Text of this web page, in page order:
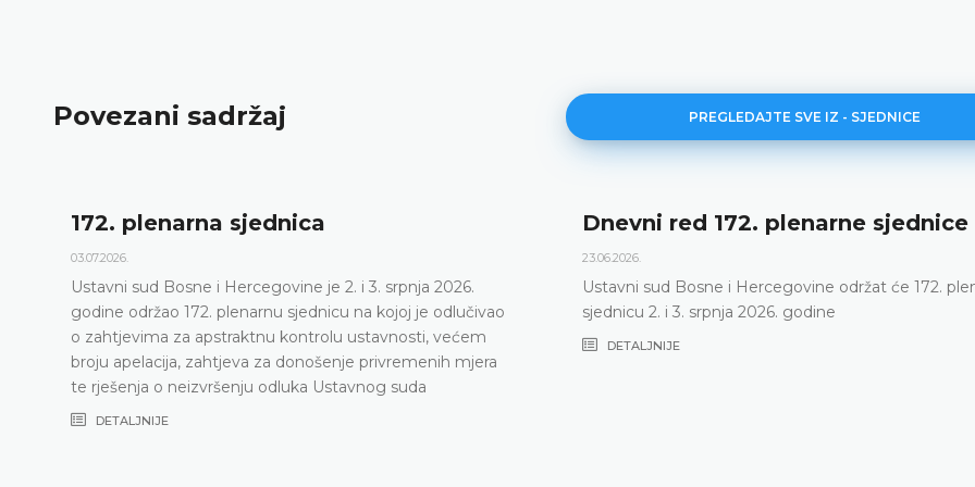
Povezani sadržaj PREGLEDAJTE SVE IZ - SJEDNICE
odlučivao
Dnevni red 172. plenarne sjednice
Ustavni sud Bosne i Hercegovine održat će 172. plenarnu
sjednicu 2. i 3. srpnja 2026. godine
DETALJNIJE
171. plenarna sjednica
Ustavni sud Bosne i Hercegovine danas
putem održao 171. plenarnu sjednicu